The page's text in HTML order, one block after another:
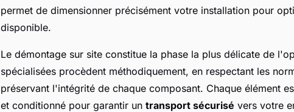
permet de dimensionner précisément votre installation pour
disponible.
Le démontage sur site constitue la phase la plus délicate de
spécialisées procèdent méthodiquement, en respectant les
préservant l'intégrité de chaque composant. Chaque élément
et conditionné pour garantir un transport sécurisé vers votre